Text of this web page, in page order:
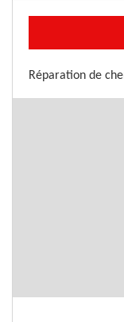
Réparation de